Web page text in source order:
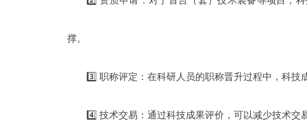
撑。
3️⃣ 职称评定：在科研人员的职称晋升过程中，科
4️⃣ 技术交易：通过科技成果评价，可以减少技术